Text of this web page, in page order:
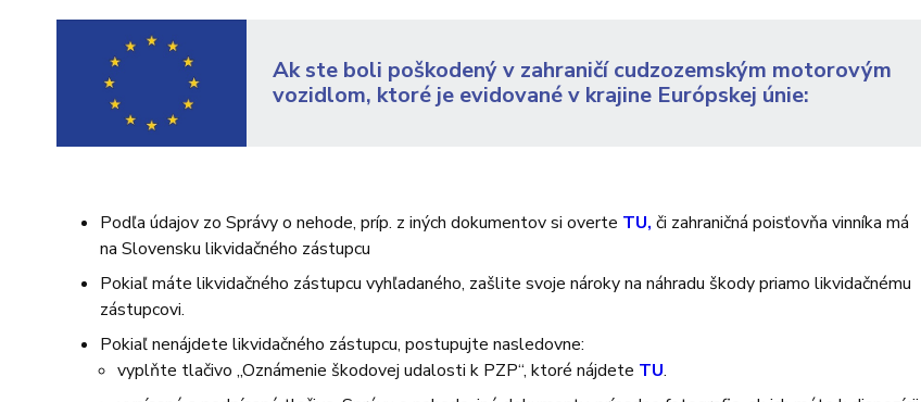
Ak ste boli poškodený v zahraničí cudzozemským motorovým
vozidlom, ktoré je evidované v krajine Európskej únie:
Podľa údajov zo Správy o nehode, príp. z iných dokumentov si overte TU, či zahraničná poisťovňa vinníka má
na Slovensku likvidačného zástupcu
Pokiaľ máte likvidačného zástupcu vyhľadaného, zašlite svoje nároky na náhradu škody priamo likvidačnému
zástupcovi.
Pokiaľ nenájdete likvidačného zástupcu, postupujte nasledovne:
vyplňte tlačivo „Oznámenie škodovej udalosti k PZP“, ktoré nájdete TU.